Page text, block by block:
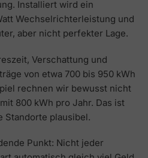
Installiert wird ein
Wechselrichterleistung und
aber nicht perfekter Lage.
Verschattung und
von etwa 700 bis 950 kWh
rechnen wir bewusst nicht
800 kWh pro Jahr. Das ist
Standorte plausibel.
Punkt: Nicht jeder